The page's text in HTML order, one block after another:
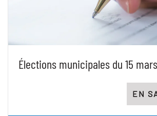
Élections municipales du 15
EN